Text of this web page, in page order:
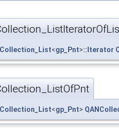
<gp_Pnt>::Iterator
<gp_Pnt>